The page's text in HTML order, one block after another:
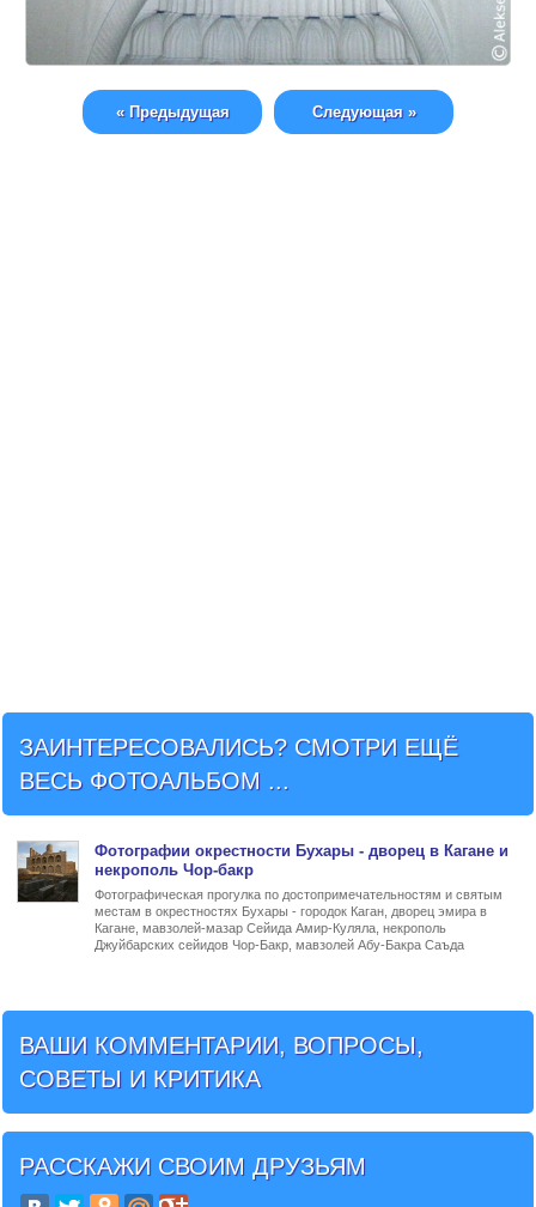
« Предыдущая Следующая »
ЗАИНТЕРЕСОВАЛИСЬ? СМОТРИ ЕЩЁ
ВЕСЬ ФОТОАЛЬБОМ ...
Фотографии окрестности Бухары - дворец в Кагане и
некрополь Чор-бакр
Фотографическая прогулка по достопримечательностям и святым
местам в окрестностях Бухары - городок Каган, дворец эмира в
Кагане, мавзолей-мазар Сейида Амир-Куляла, некрополь
Джуйбарских сейидов Чор-Бакр, мавзолей Абу-Бакра Саъда
ВАШИ КОММЕНТАРИИ, ВОПРОСЫ,
СОВЕТЫ И КРИТИКА
РАССКАЖИ СВОИМ ДРУЗЬЯМ